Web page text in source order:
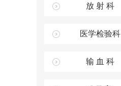
放 射 科
医学检验科
输 血 科